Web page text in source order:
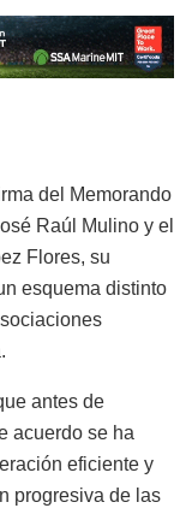
del Memorando
Raúl Mulino y el
Flores, su
esquema distinto
antes de
acuerdo se ha
eficiente y
progresiva de las